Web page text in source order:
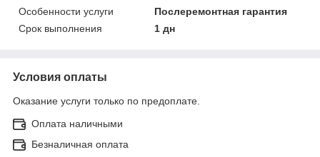
Особенности услуги
Послеремонтная гарантия
Срок выполнения
1 дн
Условия оплаты
Оказание услуги только по предоплате.
Оплата наличными
Безналичная оплата